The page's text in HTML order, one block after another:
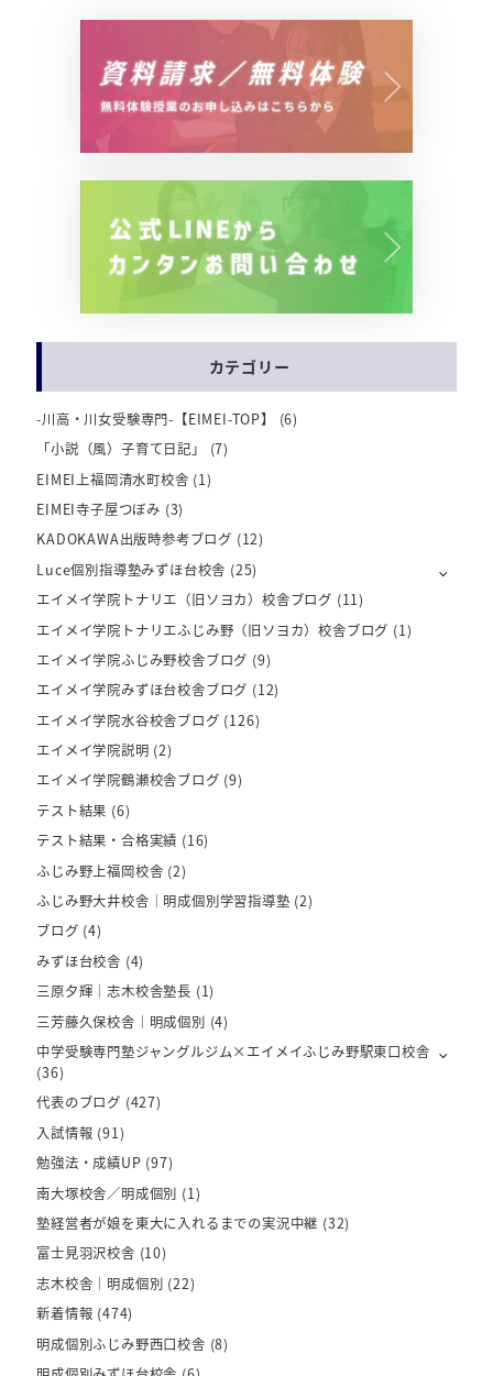
カテゴリー
-川高・川女受験専門-【EIMEI-TOP】
(6)
「小説（風）子育て日記」
(7)
EIMEI上福岡清水町校舎 (1)
EIMEI寺子屋つぼみ (3)
KADOKAWA出版時参考ブログ (12)
Luce個別指導塾みずほ台校舎 (25)
エイメイ学院トナリエ（旧ソヨカ）校舎ブログ (11)
エイメイ学院トナリエふじみ野（旧ソヨカ）校舎ブログ (1)
エイメイ学院ふじみ野校舎ブログ (9)
エイメイ学院みずほ台校舎ブログ (12)
エイメイ学院水谷校舎ブログ (126)
エイメイ学院説明 (2)
エイメイ学院鶴瀬校舎ブログ (9)
テスト結果 (6)
テスト結果・合格実績 (16)
ふじみ野上福岡校舎 (2)
ふじみ野大井校舎｜明成個別学習指導塾 (2)
ブログ (4)
みずほ台校舎 (4)
三原夕輝｜志木校舎塾長 (1)
三芳藤久保校舎｜明成個別 (4)
中学受験専門塾ジャングルジム×エイメイふじみ野駅東口校舎
(36)
代表のブログ (427)
入試情報 (91)
勉強法・成績UP (97)
南大塚校舎／明成個別 (1)
塾経営者が娘を東大に入れるまでの実況中継 (32)
富士見羽沢校舎 (10)
志木校舎｜明成個別 (22)
新着情報 (474)
明成個別ふじみ野西口校舎 (8)